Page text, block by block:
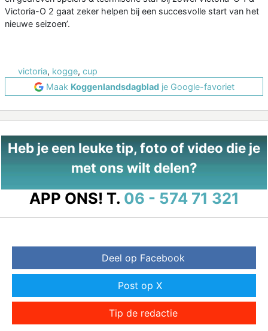
Victoria-O 2 gaat zeker helpen bij een succesvolle start van het
nieuwe seizoen’.
victoria, kogge, cup
Maak Koggenlandsdagbladje Google-favoriet
Heb je een leuke tip, foto of video die je
met ons wilt delen?
APP ONS! T. 06 - 574 71 321
Deel op Facebook
Post op X
Tip de redactie